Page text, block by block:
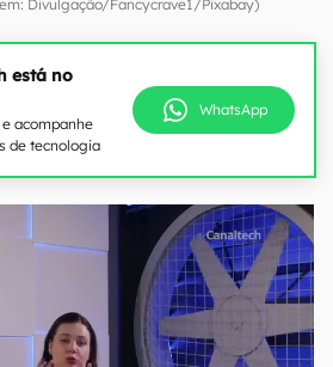
Divulgação/Fancycrave1/Pixabay)
está no
acompanhe
de tecnologia
WhatsApp